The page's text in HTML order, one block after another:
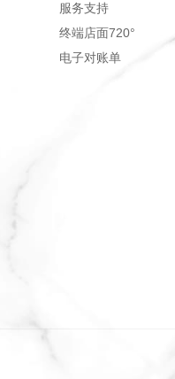
服务支持
终端店面720°
电子对账单